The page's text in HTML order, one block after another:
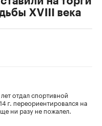
XVIII века
отдал спортивной
г. переориентировался на
ни разу не пожалел.